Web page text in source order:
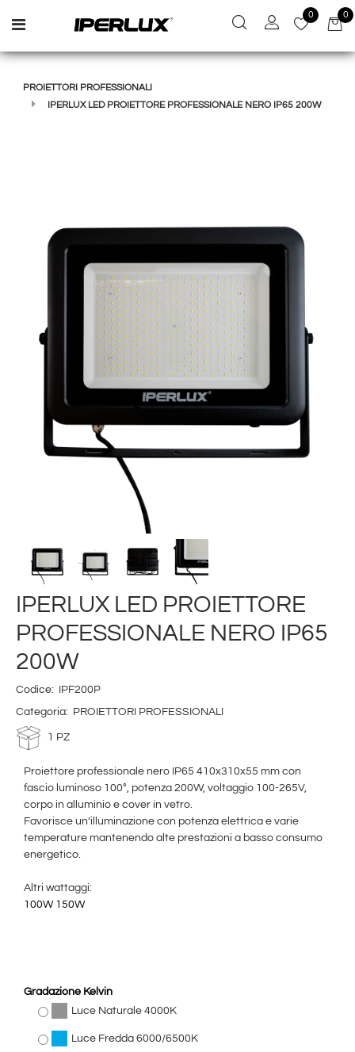
Open menu
0 0
PROIETTORI PROFESSIONALI
IPERLUX LED PROIETTORE PROFESSIONALE NERO IP65 200W
IPERLUX LED PROIETTORE
PROFESSIONALE NERO IP65
200W
Codice: IPF200P
Categoria: PROIETTORI PROFESSIONALI
1 PZ
Proiettore professionale nero IP65 410x310x55 mm con
fascio luminoso 100°, potenza 200W, voltaggio 100-265V,
corpo in alluminio e cover in vetro.
Favorisce un’illuminazione con potenza elettrica e varie
temperature mantenendo alte prestazioni a basso consumo
energetico.
Altri wattaggi:
100W 150W
Gradazione Kelvin
Luce Naturale 4000K
Luce Fredda 6000/6500K